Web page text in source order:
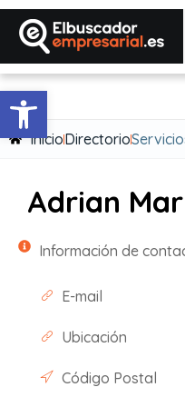
Abrir barra de herramientas
InicioDirectorio
Adrian
Información de
E-mail
Ubicación
Código Postal